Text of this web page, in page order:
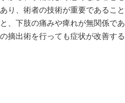
り、術者の技術が重要であること
、下肢の痛みや痺れが無関係であ
摘出術を行っても症状が改善する